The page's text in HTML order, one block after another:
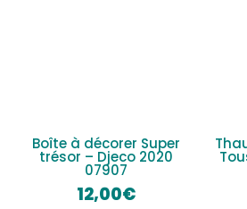
Boîte à décorer Super
trésor – Djeco 2020
07907
12,00€